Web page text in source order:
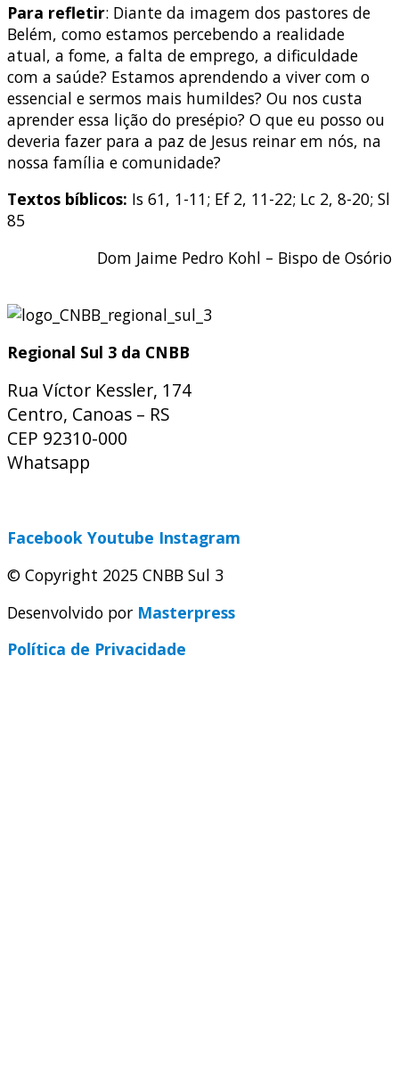
Para refletir: Diante da imagem dos pastores de
Belém, como estamos percebendo a realidade
atual, a fome, a falta de emprego, a dificuldade
com a saúde? Estamos aprendendo a viver com o
essencial e sermos mais humildes? Ou nos custa
aprender essa lição do presépio? O que eu posso ou
deveria fazer para a paz de Jesus reinar em nós, na
nossa família e comunidade?
Textos bíblicos: Is 61, 1-11; Ef 2, 11-22; Lc 2, 8-20; Sl
85
Dom Jaime Pedro Kohl – Bispo de Osório
Regional Sul 3 da CNBB
Rua Víctor Kessler, 174
Centro, Canoas – RS
CEP 92310-000
Whatsapp
Facebook Youtube Instagram
© Copyright 2025 CNBB Sul 3
Desenvolvido por Masterpress
Política de Privacidade